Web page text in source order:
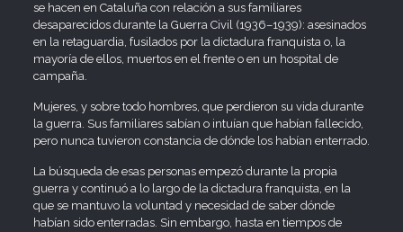
se hacen en Cataluña con relación a sus familiares
desaparecidos durante la Guerra Civil (1936–1939): asesinados
en la retaguardia, fusilados por la dictadura franquista o, la
mayoría de ellos, muertos en el frente o en un hospital de
campaña.
Mujeres, y sobre todo hombres, que perdieron su vida durante
la guerra. Sus familiares sabían o intuían que habían fallecido,
pero nunca tuvieron constancia de dónde los habían enterrado.
La búsqueda de esas personas empezó durante la propia
guerra y continuó a lo largo de la dictadura franquista, en la
que se mantuvo la voluntad y necesidad de saber dónde
habían sido enterradas. Sin embargo, hasta en tiempos de